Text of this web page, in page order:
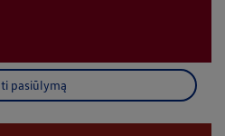
pasiūlymą